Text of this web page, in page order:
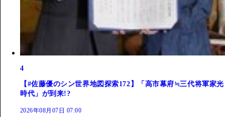
4
【#佐藤優のシン世界地図探索172】「高市幕府≒三代将軍家光
時代」が到来!?
2026年08月07日 07:00